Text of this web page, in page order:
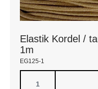
Elastik Kordel /
1m
EG125-1